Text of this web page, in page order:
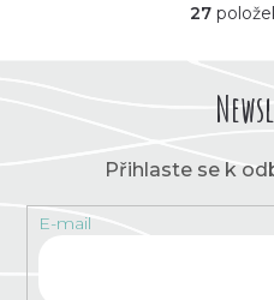
d
c
í
p
27
Přihlaste se k
E-mail